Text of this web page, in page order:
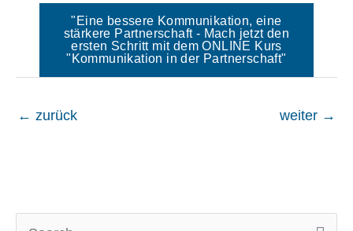
"Eine bessere Kommunikation, eine
stärkere Partnerschaft - Mach jetzt den
ersten Schritt mit dem ONLINE Kurs
"Kommunikation in der Partnerschaft"
← zurück weiter →